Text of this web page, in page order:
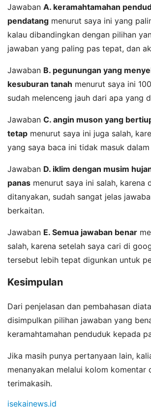
Jawaban A. keramahtamahan
pendatang menurut saya ini yang
kalau dibandingkan dengan pilihan
jawaban yang paling pas tepat, dan
Jawaban B. pegunungan yang
kesuburan tanah menurut saya ini
sudah melenceng jauh dari apa yang
Jawaban C. angin muson yang
tetap menurut saya ini juga salah,
yang saya baca ini tidak masuk dalam
Jawaban D. iklim dengan musim
panas menurut saya ini salah, karena
ditanyakan, sudah sangat jelas
berkaitan.
Jawaban E. Semua jawaban benar
salah, karena setelah saya cari di
tersebut lebih tepat digunkan untuk
Kesimpulan
Dari penjelasan dan pembahasan
disimpulkan pilihan jawaban yang
keramahtamahan penduduk kepada
Jika masih punya pertanyaan lain,
menanyakan melalui kolom komentar
terimakasih.
isekainews.id